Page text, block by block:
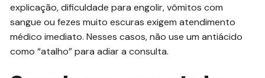
explicação, dificuldade para engolir, vômitos com
sangue ou fezes muito escuras exigem atendimento
médico imediato. Nesses casos, não use um antiácido
como “atalho” para adiar a consulta.